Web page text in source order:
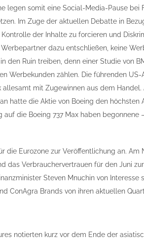
legen somit eine Social-Media-Pause bei
Im Zuge der aktuellen Debatte in
der Inhalte zu forcieren und
dazu entschließen, keine
den Ruin treiben, denn einer Studie von
Werbekunden zählen. Die führenden US-
mit Zugewinnen aus dem Handel.
hatte die Aktie von Boeing den höchsten
die Boeing 737 Max haben begonnene
die Eurozone zur Veröffentlichung an.
das Verbrauchervertrauen für den Juni
Steven Mnuchin von Interesse
ConAgra Brands von ihren aktuellen
notierten kurz vor dem Ende der